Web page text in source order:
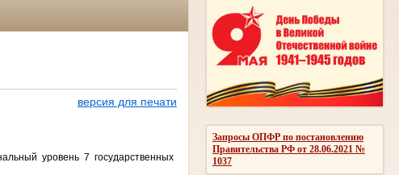
Запросы ОПФР по постановлению
Правительства РФ от 28.06.2021 №
1037
версия для печати
уровень 7 государственных